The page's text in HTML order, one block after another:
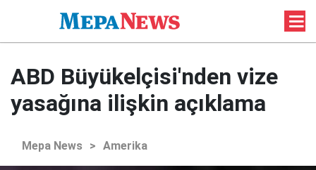
ABD Büyükelçisi'nden vize
yasağına ilişkin açıklama
Mepa News > Amerika